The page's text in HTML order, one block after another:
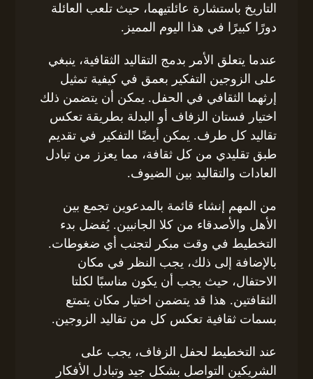
التاريخ باستشارة عائلتيهما، حيث تلعب العائلة
دورًا كبيرًا في هذا اليوم المميز.
عندما يتعلق الأمر بدمج التقاليد الثقافية، ينبغي
على الزوجين التفكير بعمق في كيفية تمثيل
إرثهما الثقافي في الحفل. يمكن أن يتضمن ذلك
اختيار فستان الزفاف أو البدلة بطريقة تعكس
تقاليد كل طرف. يمكن أيضًا التفكير في تقديم
طبق تقليدي من كل ثقافة، مما يعزز من تبادل
العادات والتقاليد بين الضيوف.
من المهم إنشاء قائمة بالمدعوين تجمع بين
الأهل والأصدقاء من كلا الجانبين. يُفضل بدء
التخطيط في وقت مبكر لتجنب أي ضغوطات.
بالإضافة إلى ذلك، يجب النظر في مكان
الاحتفال، حيث يجب أن يكون مناسبًا لكلتا
الثقافتين. هذا قد يتضمن اختيار مكان يتمتع
بسمات ثقافية تعكس كل من تقاليد الزوجين.
عند التخطيط لحفل الزفاف، يجب على
الشريكين التواصل بشكل جيد وتبادل الأفكار